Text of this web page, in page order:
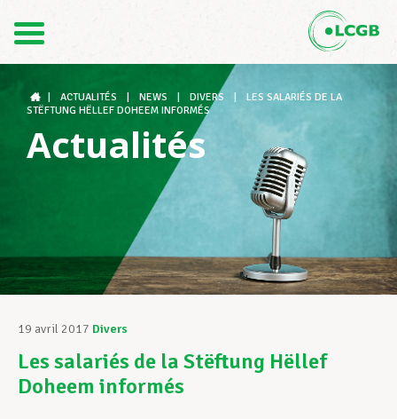
DE
Le LCGB
Structures syndicales
Assistance au Travail
Vos droits
ACTUALITÉS NEWS DIVERS
LES SALARIÉS DE LA
STËFTUNG HËLLEF DOHEEM INFORMÉS
Actualités
19 avril 2017 Divers
Les salariés de la Stëftung Hëllef
Doheem informés